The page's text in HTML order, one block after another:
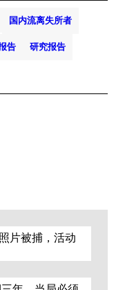
国内流离失所者
告 研究报告
片被捕，活动